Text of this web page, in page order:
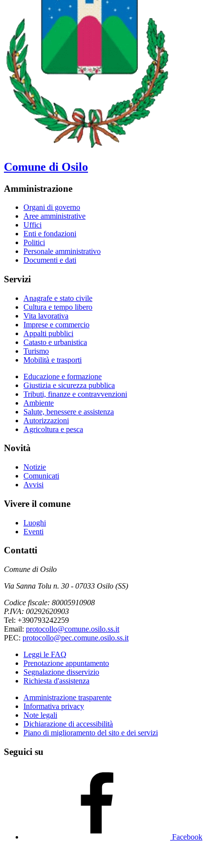
Comune di Osilo
Amministrazione
Organi di governo
Aree amministrative
Uffici
Enti e fondazioni
Politici
Personale amministrativo
Documenti e dati
Servizi
Anagrafe e stato civile
Cultura e tempo libero
Vita lavorativa
Imprese e commercio
Appalti pubblici
Catasto e urbanistica
Turismo
Mobilità e trasporti
Educazione e formazione
Giustizia e sicurezza pubblica
Tributi, finanze e contravvenzioni
Ambiente
Salute, benessere e assistenza
Autorizzazioni
Agricoltura e pesca
Novità
Notizie
Comunicati
Avvisi
Vivere il comune
Luoghi
Eventi
Contatti
Comune di Osilo
Via Sanna Tolu n. 30 - 07033 Osilo (SS)
Codice fiscale: 80005910908
P.IVA: 00292620903
Tel: +390793242259
Email: protocollo@comune.osilo.ss.it
PEC: protocollo@pec.comune.osilo.ss.it
Leggi le FAQ
Prenotazione appuntamento
Segnalazione disservizio
Richiesta d'assistenza
Amministrazione trasparente
Informativa privacy
Note legali
Dichiarazione di accessibilità
Piano di miglioramento del sito e dei servizi
Seguici su
Facebook